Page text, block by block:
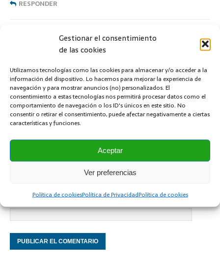
Gestionar el consentimiento
de las cookies
Utilizamos tecnologías como las cookies para almacenar y/o acceder a la
información del dispositivo. Lo hacemos para mejorar la experiencia de
navegación y para mostrar anuncios (no) personalizados. El
consentimiento a estas tecnologías nos permitirá procesar datos como el
comportamiento de navegación o los ID's únicos en este sitio. No
consentir o retirar el consentimiento, puede afectar negativamente a ciertas
características y funciones.
Aceptar
Ver preferencias
Política de cookiesPolítica de PrivacidadPolítica de cookies
RESPONDER
Dejar una contestacion
Comentario
Nombre